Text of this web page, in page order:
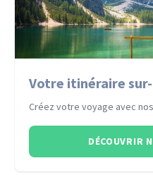
Votre itinéraire
Créez votre voyage avec
DÉCOUVRIR